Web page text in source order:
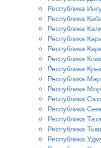
Республика
Республика
Республика
Республика
Республика
Республика
Республика
Республика
Республика
Республика
Республика
Республика
Республика
Республика